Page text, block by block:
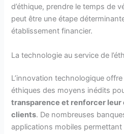
d’éthique, prendre le temps de
peut être une étape
établissement financier.
La technologie au service de
L’innovation technologique
éthiques des moyens inédits
transparence et renforcer leur
clients. De nombreuses
applications mobiles permettant